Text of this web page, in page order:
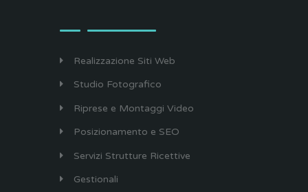
Realizzazione Siti Web
Studio Fotografico
Riprese e Montaggi Video
Posizionamento e SEO
Servizi Strutture Ricettive
Gestionali